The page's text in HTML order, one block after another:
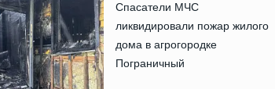
Спасатели МЧС
ликвидировали пожар жилого
дома в агрогородке
Пограничный